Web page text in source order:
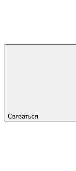
Связаться